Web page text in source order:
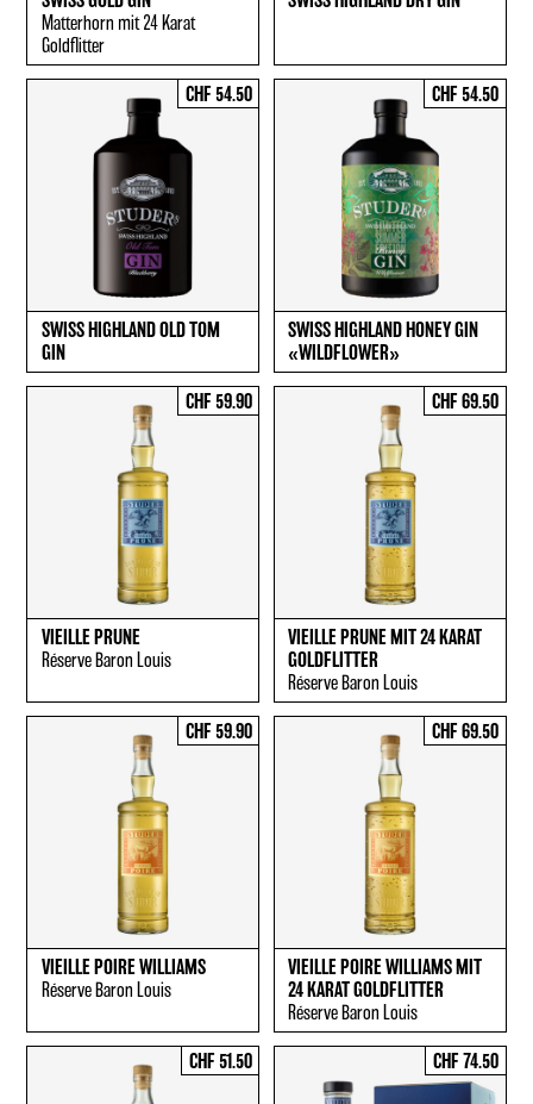
Matterhorn mit 24 Karat
Goldflitter
SWISS HIGHLAND OLD TOM
GIN
CHF 54.50
SWISS HIGHLAND HONEY GIN
«WILDFLOWER»
CHF 54.50
VIEILLE PRUNE
Réserve Baron Louis
CHF 59.90
VIEILLE PRUNE MIT 24 KARAT
GOLDFLITTER
Réserve Baron Louis
CHF 69.50
VIEILLE POIRE WILLIAMS
Réserve Baron Louis
CHF 59.90
VIEILLE POIRE WILLIAMS MIT
24 KARAT GOLDFLITTER
Réserve Baron Louis
CHF 69.50
CHF 51.50 CHF 74.50